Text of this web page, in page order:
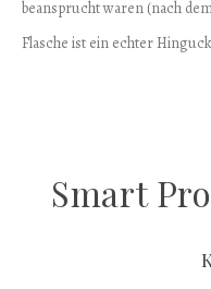
beansprucht waren (nach
Flasche ist ein echter
Smart